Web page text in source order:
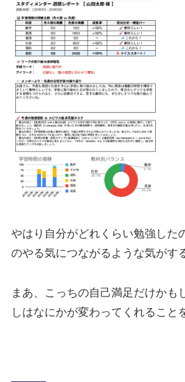
やはり自分がどれくらい勉強した
のやる気につながるような気がす
まあ、こっちの自己満足だけかも
しはなにかが変わってくれること